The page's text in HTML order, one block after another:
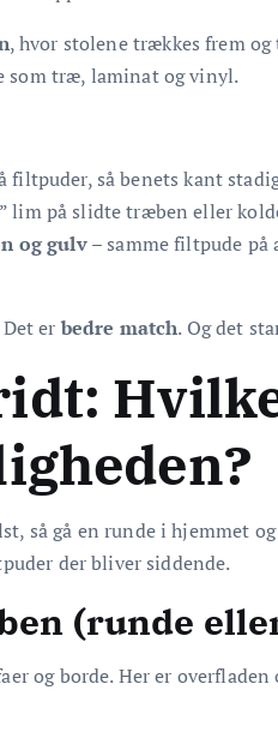
, hvor stolene trækkes frem
som træ, laminat og vinyl.
filtpuder, så benets kant
lim på slidte træben eller
og gulv– samme filtpude på
er bedre match. Og det
så gå en runde i hjemmet
der bliver siddende.
(runde
og borde. Her er